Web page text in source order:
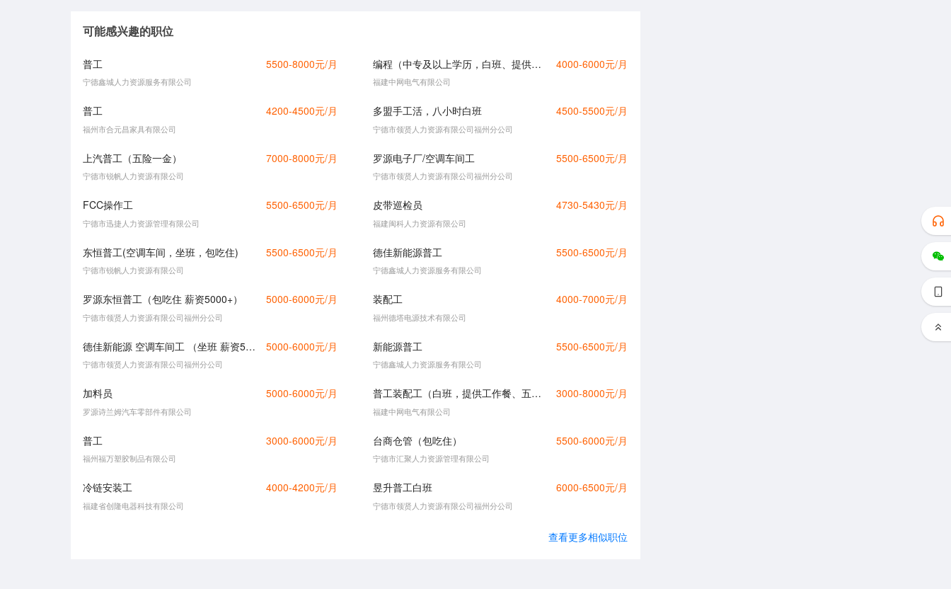
可能感兴趣的职位
普工 5500-8000元/月
宁德鑫城人力资源服务有限公司
编程（中专及以上学历，白班、提供工作餐、宿舍、五险、法定节假日、节日福利等，请直接电话咨询） 4000-6000元/月
福建中网电气有限公司
普工 4200-4500元/月
福州市合元昌家具有限公司
多盟手工活，八小时白班 4500-5500元/月
宁德市领贤人力资源有限公司福州分公司
上汽普工（五险一金） 7000-8000元/月
宁德市锐帆人力资源有限公司
罗源电子厂/空调车间工 5500-6500元/月
宁德市领贤人力资源有限公司福州分公司
FCC操作工 5500-6500元/月
宁德市迅捷人力资源管理有限公司
皮带巡检员 4730-5430元/月
福建闽科人力资源有限公司
东恒普工(空调车间，坐班，包吃住) 5500-6500元/月
宁德市锐帆人力资源有限公司
德佳新能源普工 5500-6500元/月
宁德鑫城人力资源服务有限公司
罗源东恒普工（包吃住 薪资5000+） 5000-6000元/月
宁德市领贤人力资源有限公司福州分公司
装配工 4000-7000元/月
福州德塔电源技术有限公司
德佳新能源 空调车间工 （坐班 薪资5000+） 5000-6000元/月
宁德市领贤人力资源有限公司福州分公司
新能源普工 5500-6500元/月
宁德鑫城人力资源服务有限公司
加料员 5000-6000元/月
罗源诗兰姆汽车零部件有限公司
普工装配工（白班，提供工作餐、五险、宿舍、法定节假日、节日福利、免费培训等，请直接电话咨询） 3000-8000元/月
福建中网电气有限公司
普工 3000-6000元/月
福州福万塑胶制品有限公司
台商仓管（包吃住） 5500-6000元/月
宁德市汇聚人力资源管理有限公司
冷链安装工 4000-4200元/月
福建省创隆电器科技有限公司
昱升普工白班 6000-6500元/月
宁德市领贤人力资源有限公司福州分公司
查看更多相似职位